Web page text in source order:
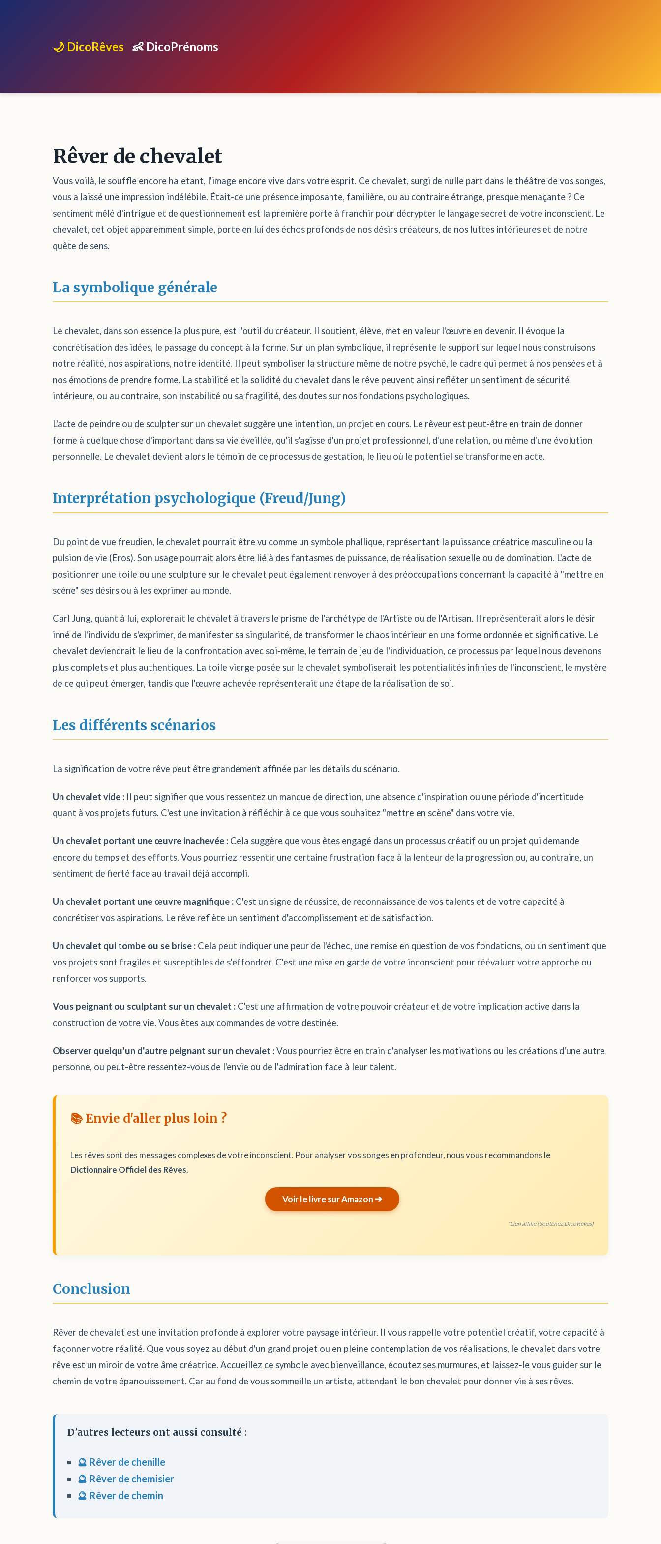
🌙 DicoRêves 👶 DicoPrénoms
Rêver de chevalet
Vous voilà, le souffle encore haletant, l'image encore vive dans votre esprit. Ce chevalet, surgi de nulle part dans le théâtre de vos songes,
vous a laissé une impression indélébile. Était-ce une présence imposante, familière, ou au contraire étrange, presque menaçante ? Ce
sentiment mêlé d'intrigue et de questionnement est la première porte à franchir pour décrypter le langage secret de votre inconscient. Le
chevalet, cet objet apparemment simple, porte en lui des échos profonds de nos désirs créateurs, de nos luttes intérieures et de notre
quête de sens.
La symbolique générale
Le chevalet, dans son essence la plus pure, est l'outil du créateur. Il soutient, élève, met en valeur l'œuvre en devenir. Il évoque la
concrétisation des idées, le passage du concept à la forme. Sur un plan symbolique, il représente le support sur lequel nous construisons
notre réalité, nos aspirations, notre identité. Il peut symboliser la structure même de notre psyché, le cadre qui permet à nos pensées et à
nos émotions de prendre forme. La stabilité et la solidité du chevalet dans le rêve peuvent ainsi refléter un sentiment de sécurité
intérieure, ou au contraire, son instabilité ou sa fragilité, des doutes sur nos fondations psychologiques.
L'acte de peindre ou de sculpter sur un chevalet suggère une intention, un projet en cours. Le rêveur est peut-être en train de donner
forme à quelque chose d'important dans sa vie éveillée, qu'il s'agisse d'un projet professionnel, d'une relation, ou même d'une évolution
personnelle. Le chevalet devient alors le témoin de ce processus de gestation, le lieu où le potentiel se transforme en acte.
Interprétation psychologique (Freud/Jung)
Du point de vue freudien, le chevalet pourrait être vu comme un symbole phallique, représentant la puissance créatrice masculine ou la
pulsion de vie (Eros). Son usage pourrait alors être lié à des fantasmes de puissance, de réalisation sexuelle ou de domination. L'acte de
positionner une toile ou une sculpture sur le chevalet peut également renvoyer à des préoccupations concernant la capacité à "mettre en
scène" ses désirs ou à les exprimer au monde.
Carl Jung, quant à lui, explorerait le chevalet à travers le prisme de l'archétype de l'Artiste ou de l'Artisan. Il représenterait alors le désir
inné de l'individu de s'exprimer, de manifester sa singularité, de transformer le chaos intérieur en une forme ordonnée et significative. Le
chevalet deviendrait le lieu de la confrontation avec soi-même, le terrain de jeu de l'individuation, ce processus par lequel nous devenons
plus complets et plus authentiques. La toile vierge posée sur le chevalet symboliserait les potentialités infinies de l'inconscient, le mystère
de ce qui peut émerger, tandis que l'œuvre achevée représenterait une étape de la réalisation de soi.
Les différents scénarios
La signification de votre rêve peut être grandement affinée par les détails du scénario.
Un chevalet vide : Il peut signifier que vous ressentez un manque de direction, une absence d'inspiration ou une période d'incertitude
quant à vos projets futurs. C'est une invitation à réfléchir à ce que vous souhaitez "mettre en scène" dans votre vie.
Un chevalet portant une œuvre inachevée : Cela suggère que vous êtes engagé dans un processus créatif ou un projet qui demande
encore du temps et des efforts. Vous pourriez ressentir une certaine frustration face à la lenteur de la progression ou, au contraire, un
sentiment de fierté face au travail déjà accompli.
Un chevalet portant une œuvre magnifique : C'est un signe de réussite, de reconnaissance de vos talents et de votre capacité à
concrétiser vos aspirations. Le rêve reflète un sentiment d'accomplissement et de satisfaction.
Un chevalet qui tombe ou se brise : Cela peut indiquer une peur de l'échec, une remise en question de vos fondations, ou un sentiment que
vos projets sont fragiles et susceptibles de s'effondrer. C'est une mise en garde de votre inconscient pour réévaluer votre approche ou
renforcer vos supports.
Vous peignant ou sculptant sur un chevalet : C'est une affirmation de votre pouvoir créateur et de votre implication active dans la
construction de votre vie. Vous êtes aux commandes de votre destinée.
Observer quelqu'un d'autre peignant sur un chevalet :Vous pourriez être en train d'analyser les motivations ou les créations d'une autre
personne, ou peut-être ressentez-vous de l'envie ou de l'admiration face à leur talent.
📚 Envie d'aller plus loin ?
Les rêves sont des messages complexes de votre inconscient. Pour analyser vos songes en profondeur, nous vous recommandons le
Dictionnaire Officiel des Rêves.
Voir le livre sur Amazon ➔
*Lien affilié (Soutenez DicoRêves)
Conclusion
Rêver de chevalet est une invitation profonde à explorer votre paysage intérieur. Il vous rappelle votre potentiel créatif, votre capacité à
façonner votre réalité. Que vous soyez au début d'un grand projet ou en pleine contemplation de vos réalisations, le chevalet dans votre
rêve est un miroir de votre âme créatrice. Accueillez ce symbole avec bienveillance, écoutez ses murmures, et laissez-le vous guider sur le
chemin de votre épanouissement. Car au fond de vous sommeille un artiste, attendant le bon chevalet pour donner vie à ses rêves.
D'autres lecteurs ont aussi consulté :
🔮 Rêver de chenille
🔮 Rêver de chemisier
🔮 Rêver de chemin